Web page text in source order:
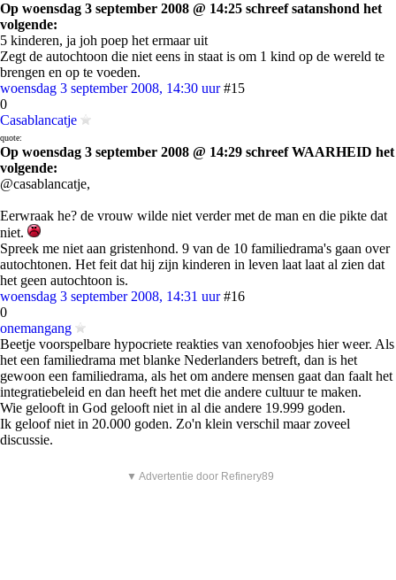
Op woensdag 3 september 2008 @ 14:25 schreef satanshond het
volgende:
5 kinderen, ja joh poep het ermaar uit
Zegt de autochtoon die niet eens in staat is om 1 kind op de wereld te
brengen en op te voeden.
woensdag 3 september 2008, 14:30 uur #15
0
Casablancatje
quote:
Op woensdag 3 september 2008 @ 14:29 schreef WAARHEID het
volgende:
@casablancatje,
Eerwraak he? de vrouw wilde niet verder met de man en die pikte dat
niet.
Spreek me niet aan gristenhond. 9 van de 10 familiedrama's gaan over
autochtonen. Het feit dat hij zijn kinderen in leven laat laat al zien dat
het geen autochtoon is.
woensdag 3 september 2008, 14:31 uur #16
0
onemangang
Beetje voorspelbare hypocriete reakties van xenofoobjes hier weer. Als
het een familiedrama met blanke Nederlanders betreft, dan is het
gewoon een familiedrama, als het om andere mensen gaat dan faalt het
integratiebeleid en dan heeft het met die andere cultuur te maken.
Wie gelooft in God gelooft niet in al die andere 19.999 goden.
Ik geloof niet in 20.000 goden. Zo'n klein verschil maar zoveel
discussie.
▼ Advertentie door Refinery89